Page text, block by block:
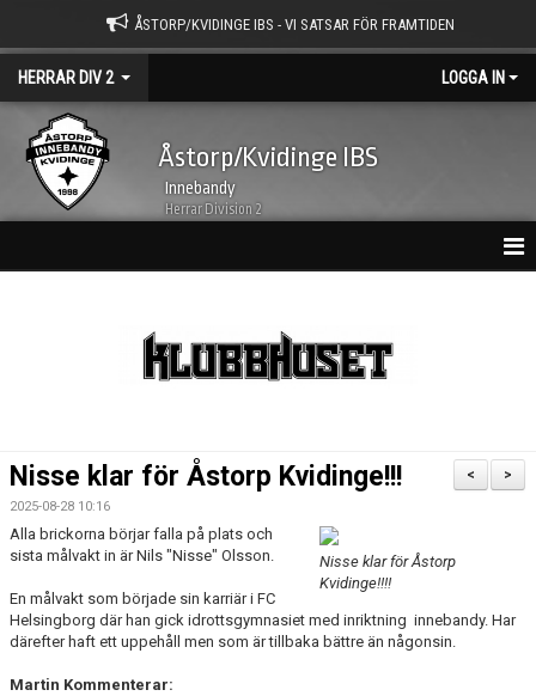
ÅSTORP/KVIDINGE IBS - VI SATSAR FÖR FRAMTIDEN
HERRAR DIV 2 LOGGA IN
Åstorp/Kvidinge IBS
Innebandy
Herrar Division 2
TRUPPEN
BILDGALLERI
DOKUMENT
>
<
Nisse klar för Åstorp Kvidinge!!!
2025-08-28 10:16
Nisse klar för Åstorp
Kvidinge!!!!
Alla brickorna börjar falla på plats och
sista målvakt in är Nils "Nisse" Olsson.
En målvakt som började sin karriär i FC
Helsingborg där han gick idrottsgymnasiet med inriktning innebandy. Har
därefter haft ett uppehåll men som är tillbaka bättre än någonsin.
Martin Kommenterar: